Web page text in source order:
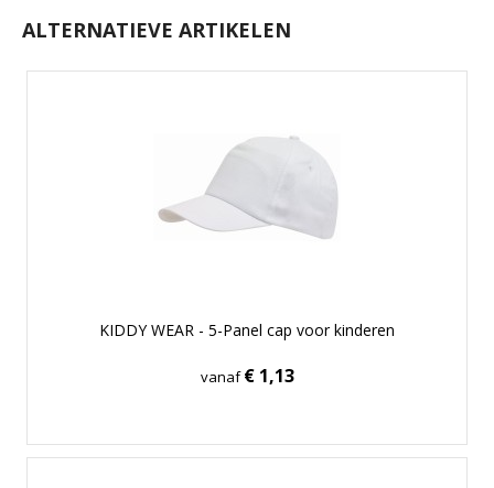
ALTERNATIEVE ARTIKELEN
KIDDY WEAR - 5-Panel cap voor kinderen
vanaf€ 1,13